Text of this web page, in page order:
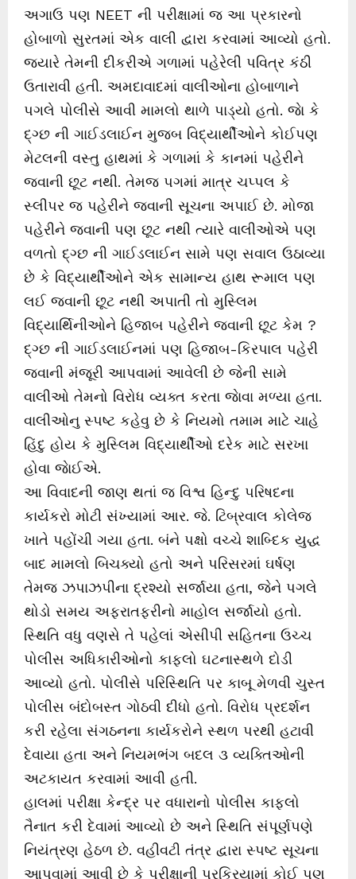
અગાઉ પણ NEET ની પરીક્ષામાં જ આ પ્રકારનો
હોબાળો સુરતમાં એક વાલી દ્વારા કરવામાં આવ્યો હતો.
જ્યારે તેમની દીકરીએ ગળામાં પહેરેલી પવિત્ર કંઠી
ઉતારાવી હતી. અમદાવાદમાં વાલીઓના હોબાળાને
પગલે પોલીસે આવી મામલો થાળે પાડ્યો હતો. જાે કે
દ્ગ્છ ની ગાઈડલાઈન મુજબ વિદ્યાર્થીઓને કોઈપણ
મેટલની વસ્તુ હાથમાં કે ગળામાં કે કાનમાં પહેરીને
જવાની છૂટ નથી. તેમજ પગમાં માત્ર ચપ્પલ કે
સ્લીપર જ પહેરીને જવાની સૂચના અપાઈ છે. મોજા
પહેરીને જવાની પણ છૂટ નથી ત્યારે વાલીઓએ પણ
વળતો દ્ગ્છ ની ગાઈડલાઈન સામે પણ સવાલ ઉઠાવ્યા
છે કે વિદ્યાર્થીઓને એક સામાન્ય હાથ રૂમાલ પણ
લઈ જવાની છૂટ નથી અપાતી તો મુસ્લિમ
વિદ્યાર્થિનીઓને હિજાબ પહેરીને જવાની છૂટ કેમ ?
દ્ગ્છ ની ગાઈડલાઈનમાં પણ હિજાબ-કિરપાલ પહેરી
જવાની મંજૂરી આપવામાં આવેલી છે જેની સામે
વાલીઓ તેમનો વિરોધ વ્યક્ત કરતા જાેવા મળ્યા હતા.
વાલીઓનુ સ્પષ્ટ કહેવુ છે કે નિયમો તમામ માટે ચાહે
હિંદુ હોય કે મુસ્લિમ વિદ્યાર્થીઓ દરેક માટે સરખા
હોવા જાેઈએ.
આ વિવાદની જાણ થતાં જ વિશ્વ હિન્દુ પરિષદના
કાર્યકરો મોટી સંખ્યામાં આર. જે. ટિબ્રવાલ કોલેજ
ખાતે પહોંચી ગયા હતા. બંને પક્ષો વચ્ચે શાબ્દિક યુદ્ધ
બાદ મામલો બિચક્યો હતો અને પરિસરમાં ઘર્ષણ
તેમજ ઝપાઝપીના દ્રશ્યો સર્જાયા હતા, જેને પગલે
થોડો સમય અફરાતફરીનો માહોલ સર્જાયો હતો.
સ્થિતિ વધુ વણસે તે પહેલાં એસીપી સહિતના ઉચ્ચ
પોલીસ અધિકારીઓનો કાફલો ઘટનાસ્થળે દોડી
આવ્યો હતો. પોલીસે પરિસ્થિતિ પર કાબૂ મેળવી ચુસ્ત
પોલીસ બંદોબસ્ત ગોઠવી દીધો હતો. વિરોધ પ્રદર્શન
કરી રહેલા સંગઠનના કાર્યકરોને સ્થળ પરથી હટાવી
દેવાયા હતા અને નિયમભંગ બદલ ૩ વ્યક્તિઓની
અટકાયત કરવામાં આવી હતી.
હાલમાં પરીક્ષા કેન્દ્ર પર વધારાનો પોલીસ કાફલો
તૈનાત કરી દેવામાં આવ્યો છે અને સ્થિતિ સંપૂર્ણપણે
નિયંત્રણ હેઠળ છે. વહીવટી તંત્ર દ્વારા સ્પષ્ટ સૂચના
આપવામાં આવી છે કે પરીક્ષાની પ્રક્રિયામાં કોઈ પણ